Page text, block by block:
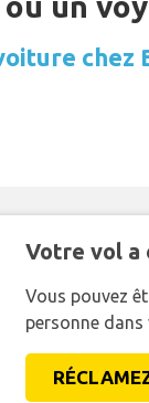
chez
Votre vol a
Vous pouvez
personne